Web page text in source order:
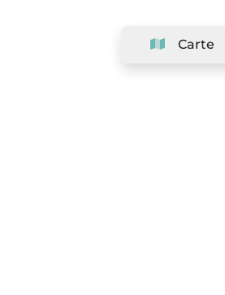
Carte